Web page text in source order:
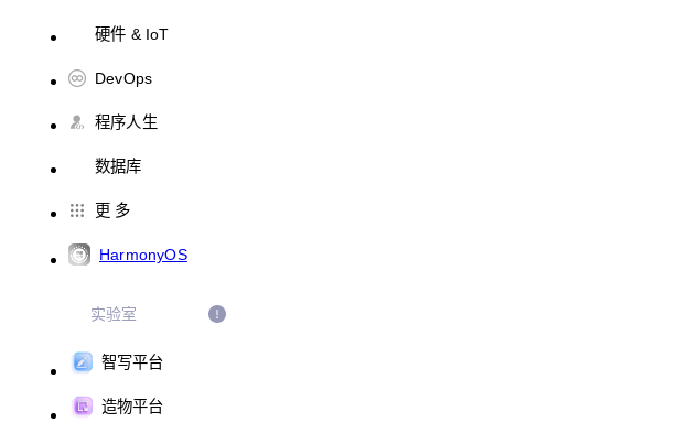
硬件 & IoT
DevOps
程序人生
数据库
更 多
HarmonyOS
实验室
智写平台
造物平台